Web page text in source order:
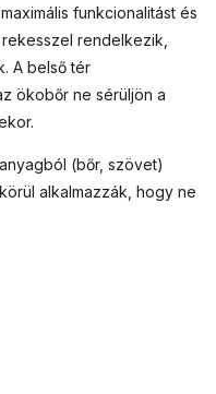
funkcionalitást és
rendelkezik,
A belső tér
ökobőr ne sérüljön a
(bőr, szövet)
alkalmazzák, hogy ne